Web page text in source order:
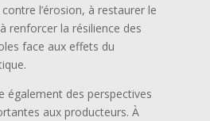
l’érosion, à restaurer le
renforcer la résilience des
face aux effets du
également des perspectives
aux producteurs. À